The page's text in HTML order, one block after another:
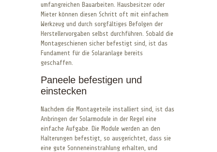
umfangreichen Bauarbeiten. Hausbesitzer oder
Mieter können diesen Schritt oft mit einfachem
Werkzeug und durch sorgfältiges Befolgen der
Herstellervorgaben selbst durchführen. Sobald die
Montageschienen sicher befestigt sind, ist das
Fundament für die Solaranlage bereits
geschaffen.
Paneele befestigen und
einstecken
Nachdem die Montageteile installiert sind, ist das
Anbringen der Solarmodule in der Regel eine
einfache Aufgabe. Die Module werden an den
Halterungen befestigt, so ausgerichtet, dass sie
eine gute Sonneneinstrahlung erhalten, und